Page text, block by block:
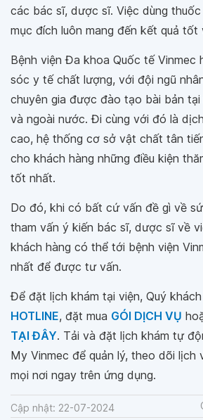
các bác sĩ, dược sĩ. Việc dùng thuốc
mục đích luôn mang đến kết quả tốt
Bệnh viện Đa khoa Quốc tế Vinmec
sóc y tế chất lượng, với đội ngũ
chuyên gia được đào tạo bài bản
và ngoài nước. Đi cùng với đó là
cao, hệ thống cơ sở vật chất tân
cho khách hàng những điều kiện
tốt nhất.
Do đó, khi có bất cứ vấn đề gì về
tham vấn ý kiến bác sĩ, dược sĩ về
khách hàng có thể tới bệnh viện
nhất để được tư vấn.
Để đặt lịch khám tại viện, Quý
HOTLINE, đặt mua GÓI DỊCH VỤ
TẠI ĐÂY. Tải và đặt lịch khám tự
My Vinmec để quản lý, theo dõi lịch
mọi nơi ngay trên ứng dụng.
Cập nhật: 22-07-2024